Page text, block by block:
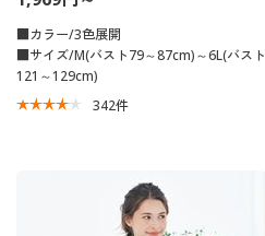
■カラー/3色展開
■サイズ/M(バスト79～87cm)～6L(バスト
121～129cm)
342件